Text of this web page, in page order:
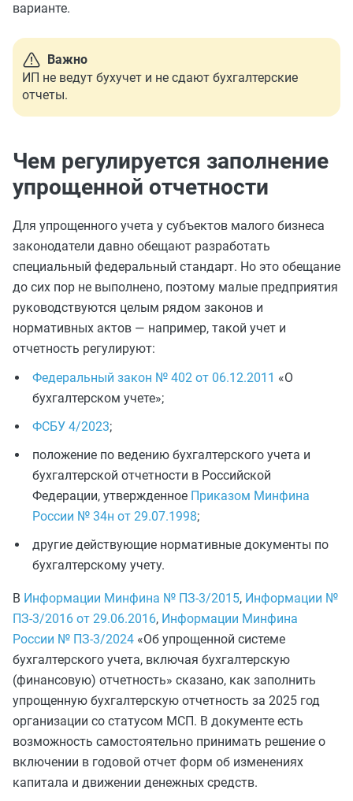
варианте.
Важно
ИП не ведут бухучет и не сдают бухгалтерские
отчеты.
Чем регулируется заполнение
упрощенной отчетности
Для упрощенного учета у субъектов малого бизнеса
законодатели давно обещают разработать
специальный федеральный стандарт. Но это обещание
до сих пор не выполнено, поэтому малые предприятия
руководствуются целым рядом законов и
нормативных актов — например, такой учет и
отчетность регулируют:
Федеральный закон № 402 от 06.12.2011 «О
бухгалтерском учете»;
ФСБУ 4/2023;
положение по ведению бухгалтерского учета и
бухгалтерской отчетности в Российской
Федерации, утвержденное Приказом Минфина
России № 34н от 29.07.1998;
другие действующие нормативные документы по
бухгалтерскому учету.
В Информации Минфина № ПЗ-3/2015, Информации №
ПЗ-3/2016 от 29.06.2016, Информации Минфина
России № ПЗ-3/2024 «Об упрощенной системе
бухгалтерского учета, включая бухгалтерскую
(финансовую) отчетность» сказано, как заполнить
упрощенную бухгалтерскую отчетность за 2025 год
организации со статусом МСП. В документе есть
возможность самостоятельно принимать решение о
включении в годовой отчет форм об изменениях
капитала и движении денежных средств.